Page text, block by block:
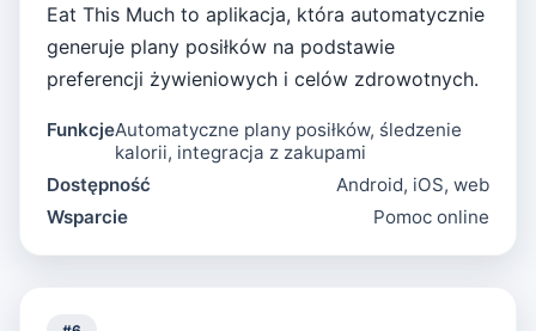
Eat This Much to aplikacja, która automatycznie
generuje plany posiłków na podstawie
preferencji żywieniowych i celów zdrowotnych.
FunkcjeAutomatyczne plany posiłków, śledzenie
kalorii, integracja z zakupami
Dostępność
Android, iOS, web
Wsparcie
Pomoc online